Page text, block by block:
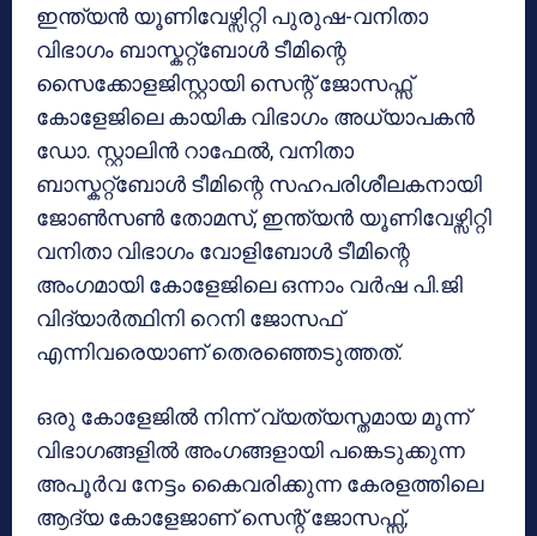
ഇന്ത്യൻ യൂണിവേഴ്സിറ്റി പുരുഷ-വനിതാ
വിഭാഗം ബാസ്കറ്റ്ബോൾ ടീമിന്റെ
സൈക്കോളജിസ്റ്റായി സെന്റ് ജോസഫ്സ്
കോളേജിലെ കായിക വിഭാഗം അധ്യാപകൻ
ഡോ. സ്റ്റാലിൻ റാഫേൽ, വനിതാ
ബാസ്കറ്റ്ബോൾ ടീമിന്റെ സഹപരിശീലകനായി
ജോൺസൺ തോമസ്, ഇന്ത്യൻ യൂണിവേഴ്സിറ്റി
വനിതാ വിഭാഗം വോളിബോൾ ടീമിന്റെ
അംഗമായി കോളേജിലെ ഒന്നാം വർഷ പി.ജി
വിദ്യാർത്ഥിനി റെനി ജോസഫ്
എന്നിവരെയാണ് തെരഞ്ഞെടുത്തത്.
ഒരു കോളേജിൽ നിന്ന് വ്യത്യസ്തമായ മൂന്ന്
വിഭാഗങ്ങളിൽ അംഗങ്ങളായി പങ്കെടുക്കുന്ന
അപൂർവ നേട്ടം കൈവരിക്കുന്ന കേരളത്തിലെ
ആദ്യ കോളേജാണ് സെന്റ് ജോസഫ്സ്,